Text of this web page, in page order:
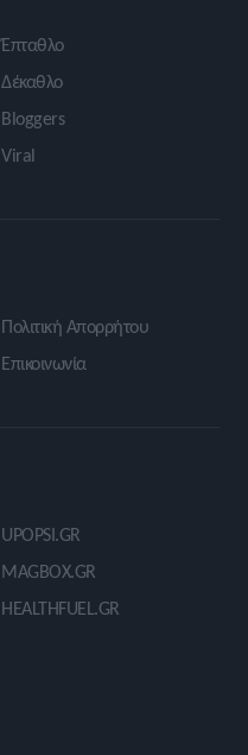
Έπταθλο
Δέκαθλο
Bloggers
Viral
Πολιτική Απορρήτου
Επικοινωνία
UPOPSI.GR
MAGBOX.GR
HEALTHFUEL.GR